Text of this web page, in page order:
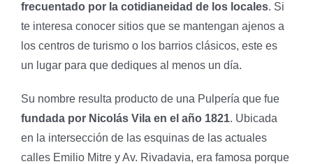
frecuentado por la cotidianeidad de los locales. Si
te interesa conocer sitios que se mantengan ajenos a
los centros de turismo o los barrios clásicos, este es
un lugar para que dediques al menos un día.
Su nombre resulta producto de una Pulpería que fue
fundada por Nicolás Vila en el año 1821. Ubicada
en la intersección de las esquinas de las actuales
calles Emilio Mitre y Av. Rivadavia, era famosa porque